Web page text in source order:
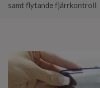
samt flytande fjärrkontroll